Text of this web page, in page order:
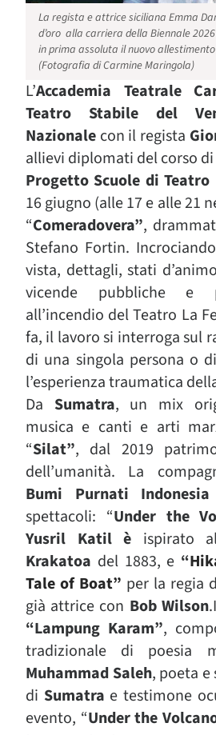
La regista e attrice siciliana Emma
d’oro alla carriera della Biennale
in prima assoluta il nuovo
(Fotografia di Carmine Maringola)
L’Accademia Teatrale
Teatro Stabile del
Nazionale con il regista
allievi diplomati del corso
Progetto Scuole di Teatro
16 giugno (alle 17 e alle 21
“Comeradovera”,
Stefano Fortin.
vista, dettagli, stati
vicende pubbliche e
all’incendio del Teatro La
fa, il lavoro si interroga sul
di una singola persona o
l’esperienza traumatica
Da Sumatra, un mix
musica e canti e arti
“Silat”, dal 2019
dell’umanità. La
Bumi Purnati Indonesia
spettacoli: “Under the
Yusril Katil è ispirato
Krakatoa del 1883, e “
Tale of Boat” per la regia
già attrice con Bob Wilson.I
“Lampung Karam”,
tradizionale di poesia
Muhammad Saleh, poeta e
di Sumatra e testimone
evento, “Under the